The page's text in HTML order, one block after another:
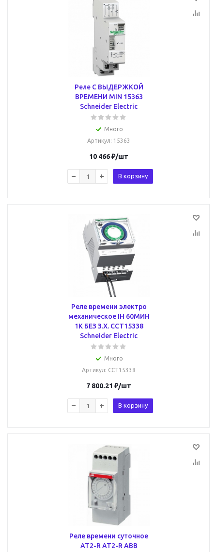
Реле С ВЫДЕРЖКОЙ
ВРЕМЕНИ MIN 15363
Schneider Electric
Много
Артикул: 15363
10 466₽/шт
В корзину
Реле времени электро
механическое IH 60МИН
1К БЕЗ З.Х. CCT15338
Schneider Electric
Много
Артикул: CCT15338
7 800.21 ₽/шт
В корзину
Реле времени суточное
AT2-R AT2-R ABB